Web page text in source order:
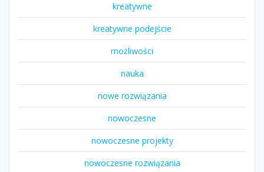
kreatywne
kreatywne podejście
możliwości
nauka
nowe rozwiązania
nowoczesne
nowoczesne projekty
nowoczesne rozwiązania